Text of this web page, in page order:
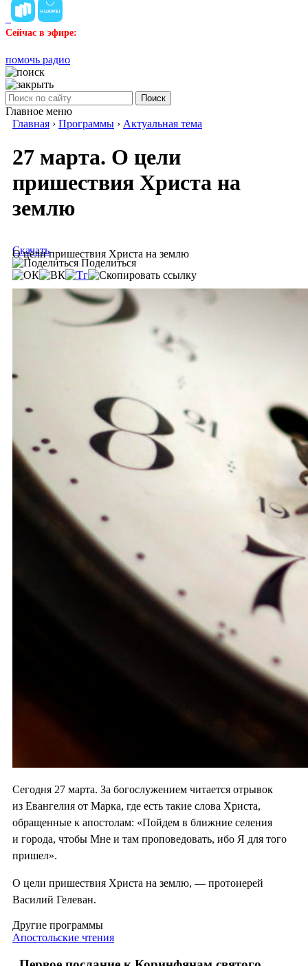
Сейчас в эфире:
помочь радио
Поиск
Главное меню
Главная › Программы › Актуальная тема
27 марта. О цели
пришествия Христа на
землю
О цели пришествия Христа на землю
Скачать
Поделиться
Сегодня 27 марта. За богослужением читается отрывок
из Евангелия от Марка, где есть такие слова Христа,
обращенные к апостолам: «Пойдем в ближние селения
и города, чтобы Мне и там проповедовать, ибо Я для того
пришел».
О цели пришествия Христа на землю, — протоиерей
Василий Гелеван.
Другие программы
Апостольские чтения